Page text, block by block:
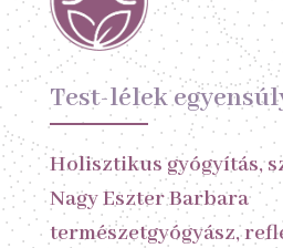
Test-lélek
Holisztikus gyógyítás,
Nagy Eszter Barbara
természetgyógyász,